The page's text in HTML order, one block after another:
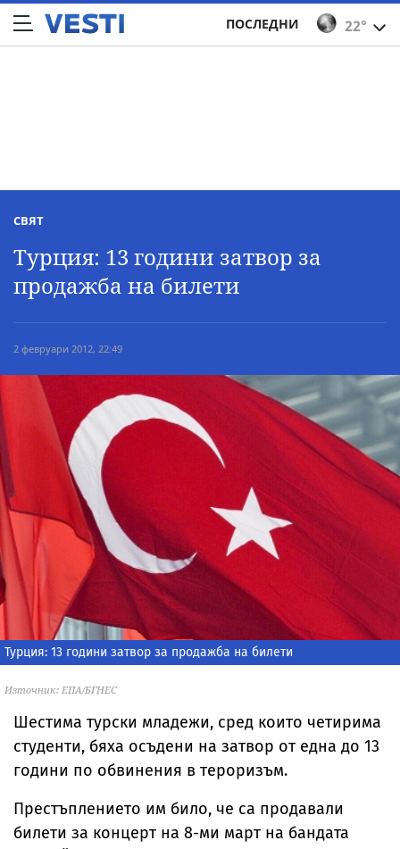
22°
ПОСЛЕДНИ
СВЯТ
Турция: 13 години затвор за
продажба на билети
2 февруари 2012, 22:49
Турция: 13 години затвор за продажба на билети
Източник: ЕПА/БГНЕС
Шестима турски младежи, сред които четирима
студенти, бяха осъдени на затвор от една до 13
години по обвинения в тероризъм.
Престъплението им било, че са продавали
билети за концерт на 8-ми март на бандата